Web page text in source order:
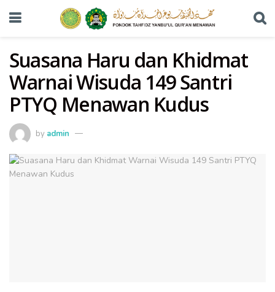
Suasana Haru dan Khidmat
Warnai Wisuda 149 Santri
PTYQ Menawan Kudus
by admin